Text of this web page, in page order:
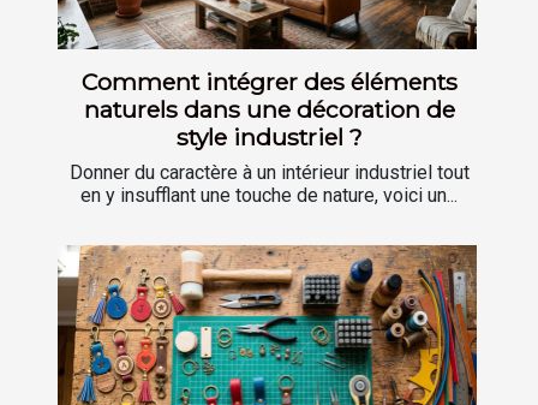
Comment intégrer des éléments
naturels dans une décoration de
style industriel ?
Donner du caractère à un intérieur industriel tout
en y insufflant une touche de nature, voici un...